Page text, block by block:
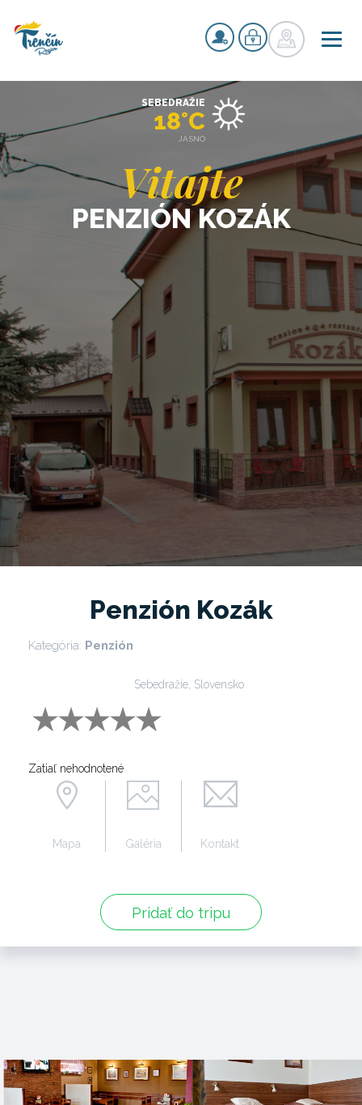
Vitajte
PENZIÓN KOZÁK
SEBEDRAŽIE
18°C
JASNO
Penzión Kozák
Kategória: Penzión
Sebedražie, Slovensko
Zatiaľ nehodnotené
Pridať do tripu
Mapa Galéria Kontakt